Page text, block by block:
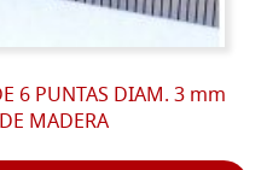
6 PUNTAS DIAM. 3 mm
MADERA